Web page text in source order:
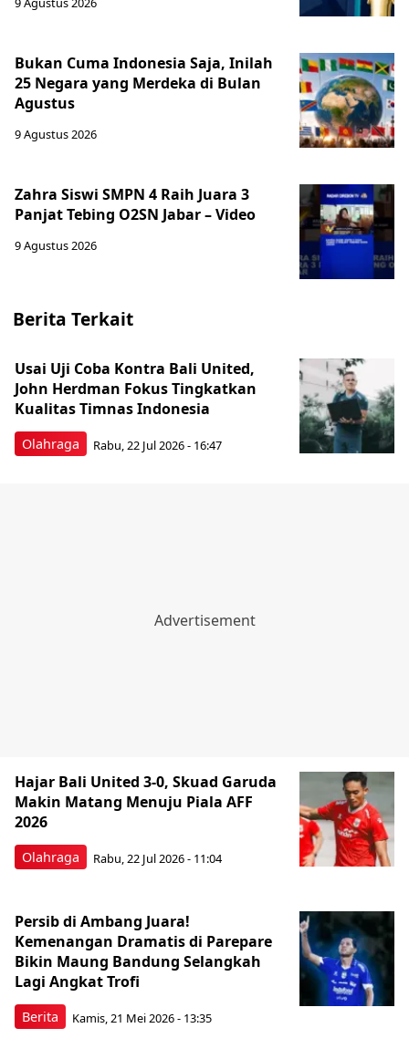
Bukan Cuma Indonesia Saja, Inilah
25 Negara yang Merdeka di Bulan
Agustus
9 Agustus 2026
Zahra Siswi SMPN 4 Raih Juara 3
Panjat Tebing O2SN Jabar – Video
9 Agustus 2026
Berita Terkait
Olahraga
Usai Uji Coba Kontra Bali United,
John Herdman Fokus Tingkatkan
Kualitas Timnas Indonesia
Rabu, 22 Jul 2026 - 16:47
Olahraga
Hajar Bali United 3-0, Skuad Garuda
Makin Matang Menuju Piala AFF
2026
Rabu, 22 Jul 2026 - 11:04
Berita
Persib di Ambang Juara!
Kemenangan Dramatis di Parepare
Bikin Maung Bandung Selangkah
Lagi Angkat Trofi
Kamis, 21 Mei 2026 - 13:35